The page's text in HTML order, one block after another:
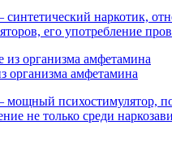
наркотик,
его употребление
организма амфетамина
мощный психостимулятор,
не только среди